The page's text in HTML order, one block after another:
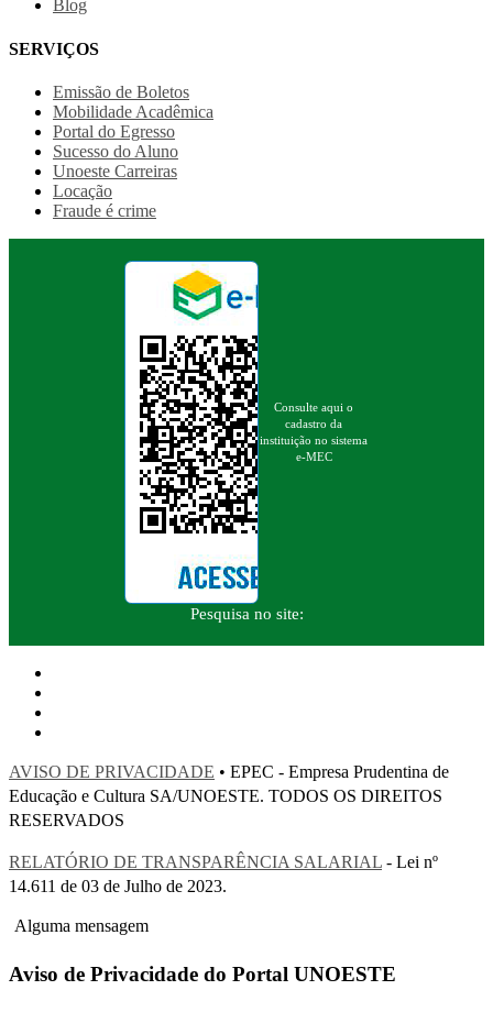
Blog
SERVIÇOS
Emissão de Boletos
Mobilidade Acadêmica
Portal do Egresso
Sucesso do Aluno
Unoeste Carreiras
Locação
Fraude é crime
Consulte aqui o
cadastro da
instituição no sistema
e-MEC
Pesquisa no site:
AVISO DE PRIVACIDADE • EPEC - Empresa Prudentina de
Educação e Cultura SA/UNOESTE. TODOS OS DIREITOS
RESERVADOS
RELATÓRIO DE TRANSPARÊNCIA SALARIAL - Lei nº
14.611 de 03 de Julho de 2023.
Alguma mensagem
Aviso de Privacidade do Portal UNOESTE